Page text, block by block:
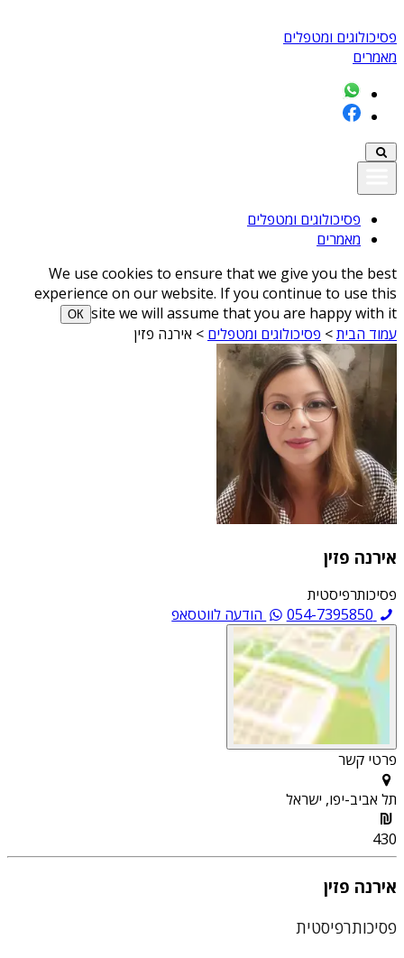
פסיכולוגים ומטפלים
מאמרים
פסיכולוגים ומטפלים
מאמרים
We use cookies to ensure that we give you the best
experience on our website. If you continue to use this
site we will assume that you are happy with it
ОК
עמוד הבית> פסיכולוגים ומטפלים > אירנה פזין
אירנה פזין
פסיכותרפיסטית
054-7395850
הודעה לווטסאפ
פרטי קשר
תל אביב-יפו, ישראל
430
אירנה פזין
פסיכותרפיסטית